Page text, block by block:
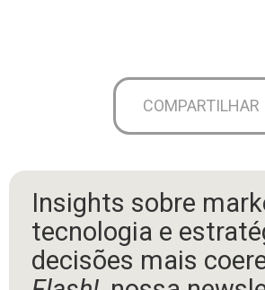
COMPARTILHAR
Insights sobre
tecnologia e
decisões mais